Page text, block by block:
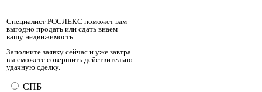
Специалист РОСЛЕКС поможет вам
выгодно продать или сдать внаем
вашу недвижимость.
Заполните заявку сейчас и уже завтра
вы сможете совершить действительно
удачную сделку.
СПБ